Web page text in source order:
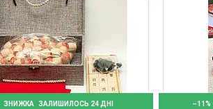
ЗАЛИШИЛОСЬ 24 ДНІ –11%